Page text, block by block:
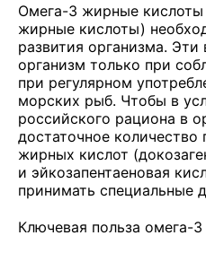
Омега-3 жирные
жирные кислоты)
развития организма.
организм только при
при регулярном
морских рыб. Чтобы в
российского рациона в
достаточное
жирных кислот
и эйкозапентаеновая
принимать специальные
Ключевая польза омега-